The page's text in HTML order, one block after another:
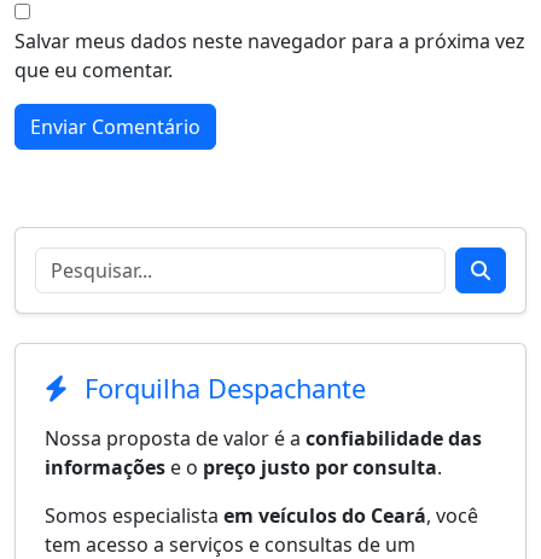
Salvar meus dados neste navegador para a próxima vez
que eu comentar.
Search for: Search
Forquilha Despachante
Nossa proposta de valor é a confiabilidade das
informações e o preço justo por consulta.
Somos especialista em veículos do Ceará, você
tem acesso a serviços e consultas de um